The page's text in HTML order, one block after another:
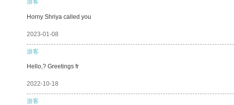
游客
Horny Shriya called you
2023-01-08
游客
Hello,? Greetings fr
2022-10-18
游客